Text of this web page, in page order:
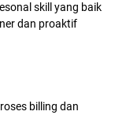
skill yang baik
dan proaktif
billing dan